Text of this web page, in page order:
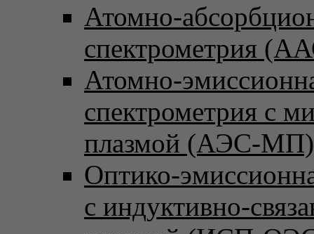
Атомно-
спектрометрия
Атомно-
спектрометрия с
плазмой (АЭС-МП)
Оптико-
с индуктивно-